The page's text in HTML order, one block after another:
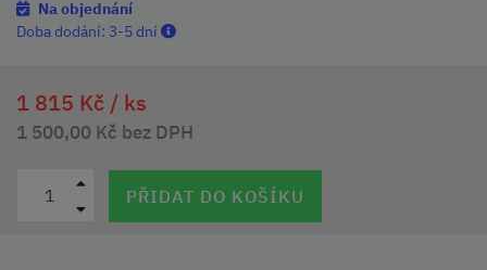
Na objednání
Doba dodání: 3-5 dní
1 815 Kč / ks
1 500,00 Kč bez DPH
PŘIDAT DO KOŠÍKU